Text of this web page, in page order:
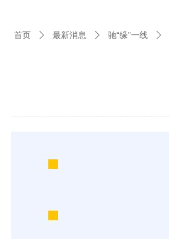
首页 ꄲ 最新消息 ꄲ 驰“缘”一线 ꄲ